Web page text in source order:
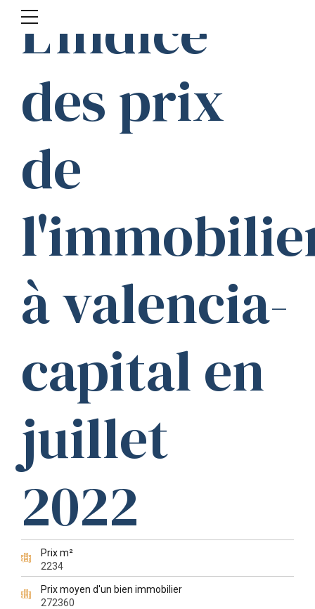
L'indice
des prix
de
à valencia-
capital en
juillet
2022
Prix m²
2234
Prix moyen d'un bien immobilier
272360